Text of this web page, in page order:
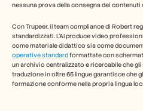
nessuna prova della consegna dei
Con Trupeer, il team compliance di Robert
standardizzati. L'AI produce video
come materiale didattico sia come
operative standard formattate con
un archivio centralizzato e ricercabile che
traduzione in oltre 65 lingue garantisce che
formazione conforme nella propria lingua